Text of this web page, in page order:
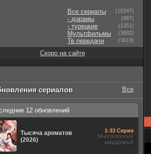
Все сериалы (15347)
- дорамы (987)
- турецкие (1251)
Мультфильмы (3882)
Тв передачи (3619)
Скоро на сайте
сериалов Все
12 обновлений
Тысяча ароматов
(2026)
1-33 Серия
Многоголосый
закадровый